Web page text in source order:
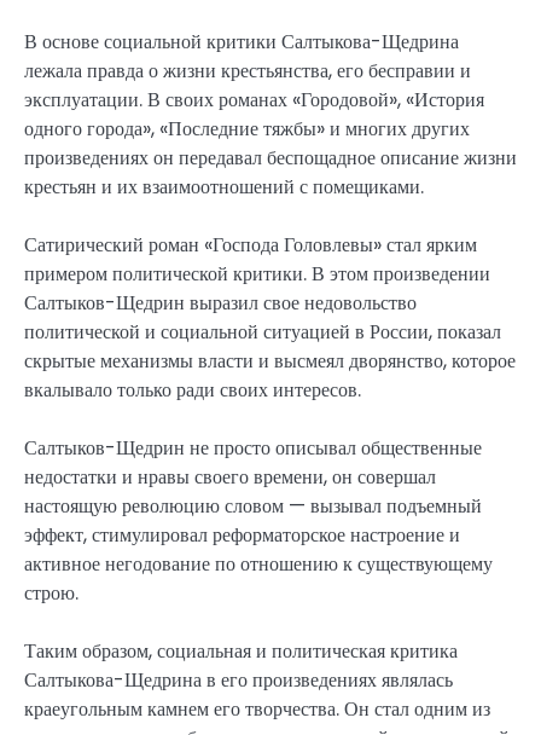
В основе социальной критики Салтыкова-Щедрина
лежала правда о жизни крестьянства, его бесправии и
эксплуатации. В своих романах «Городовой», «История
одного города», «Последние тяжбы» и многих других
произведениях он передавал беспощадное описание жизни
крестьян и их взаимоотношений с помещиками.
Сатирический роман «Господа Головлевы» стал ярким
примером политической критики. В этом произведении
Салтыков-Щедрин выразил свое недовольство
политической и социальной ситуацией в России, показал
скрытые механизмы власти и высмеял дворянство, которое
вкалывало только ради своих интересов.
Салтыков-Щедрин не просто описывал общественные
недостатки и нравы своего времени, он совершал
настоящую революцию словом — вызывал подъемный
эффект, стимулировал реформаторское настроение и
активное негодование по отношению к существующему
строю.
Таким образом, социальная и политическая критика
Салтыкова-Щедрина в его произведениях являлась
краеугольным камнем его творчества. Он стал одним из